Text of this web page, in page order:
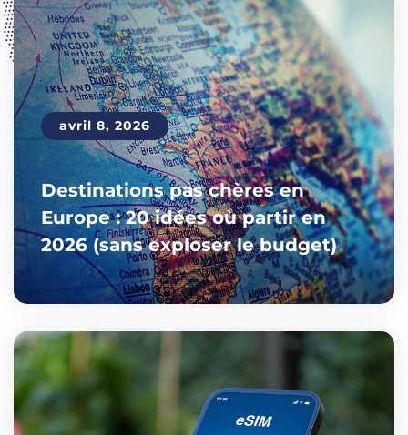
avril 8, 2026
Destinations pas chères en
Europe : 20 idées où partir en
2026 (sans exploser le budget)